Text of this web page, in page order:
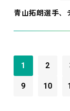
青山拓朗選手、
1 2
9 10